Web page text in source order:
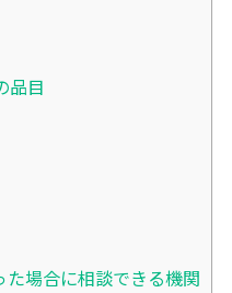
品目
場合に相談できる機関